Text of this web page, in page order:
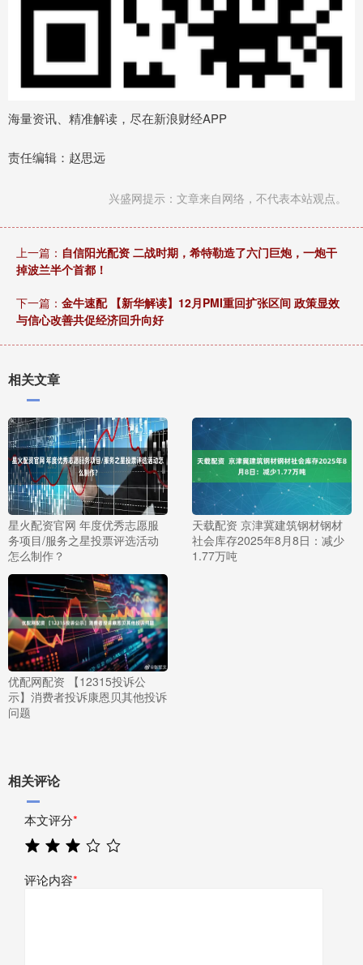
海量资讯、精准解读，尽在新浪财经APP
责任编辑：赵思远
兴盛网提示：文章来自网络，不代表本站观点。
上一篇： 自信阳光配资 二战时期，希特勒造了六门巨炮，一炮干
掉波兰半个首都！
下一篇： 金牛速配 【新华解读】12月PMI重回扩张区间 政策显效
与信心改善共促经济回升向好
相关文章
星火配资官网 年度优秀志愿服
务项目/服务之星投票评选活动
怎么制作？
天载配资 京津冀建筑钢材钢材
社会库存2025年8月8日：减少
1.77万吨
优配网配资 【12315投诉公
示】消费者投诉康恩贝其他投诉
问题
相关评论
本文评分*
评论内容*